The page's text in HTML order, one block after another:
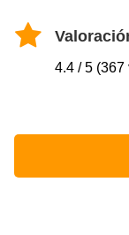
4.4 / 5 (367